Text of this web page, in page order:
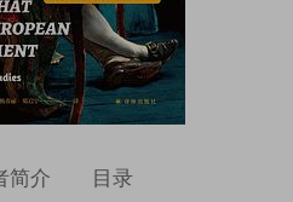
简介 目录